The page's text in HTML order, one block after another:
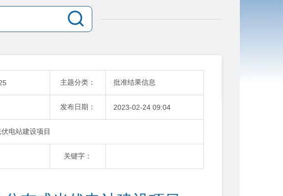
主题分类： 批准结果信息
发布日期： 2023-02-24 09:04
电站建设项目
关键字：